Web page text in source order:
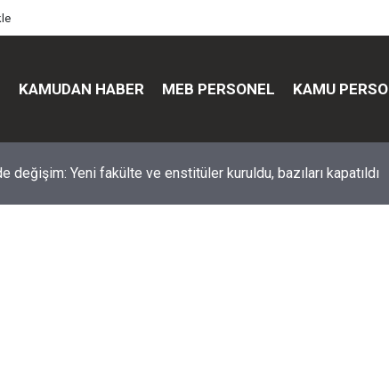
KAMUDAN HABER MEB PERSONEL KAMU
değişim: Genel müdürler değişti, yeni isimler atandı